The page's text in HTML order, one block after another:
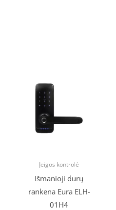
Įeigos kontrolė
Išmanioji durų
rankena Eura ELH-
01H4